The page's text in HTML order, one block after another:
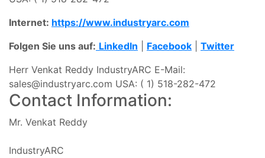
Internet: https://www.industryarc.com
Folgen Sie uns auf: LinkedIn Facebook
Twitter
Herr Venkat Reddy IndustryARC E-Mail:
sales@industryarc.com USA: ( 1) 518-282-472
Contact Information:
Mr. Venkat Reddy
IndustryARC